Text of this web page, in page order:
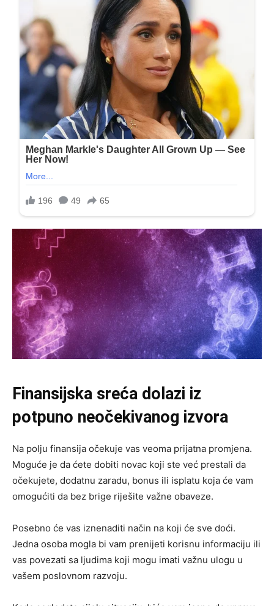
Finansijska sreća dolazi iz
potpuno neočekivanog izvora
Na polju finansija očekuje vas veoma prijatna promjena.
Moguće je da ćete dobiti novac koji ste već prestali da
očekujete, dodatnu zaradu, bonus ili isplatu koja će vam
omogućiti da bez brige riješite važne obaveze.
Posebno će vas iznenaditi način na koji će sve doći.
Jedna osoba mogla bi vam prenijeti korisnu informaciju ili
vas povezati sa ljudima koji mogu imati važnu ulogu u
vašem poslovnom razvoju.